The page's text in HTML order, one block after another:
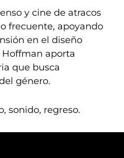
y cine de atracos
frecuente, apoyando
en el diseño
Hoffman aporta
que busca
género.
sonido, regreso.